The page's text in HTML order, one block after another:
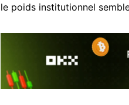
le poids institutionnel